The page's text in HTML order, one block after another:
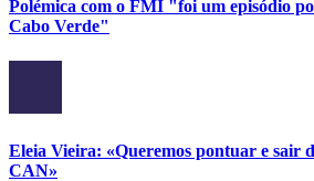
Polémica com o FMI "foi um episódio
Cabo Verde"
Eleia Vieira: «Queremos pontuar e sair
CAN»